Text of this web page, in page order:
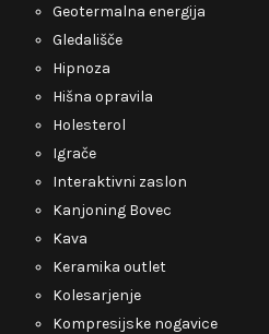
Geotermalna energija
Gledališče
Hipnoza
Hišna opravila
Holesterol
Igrače
Interaktivni zaslon
Kanjoning Bovec
Kava
Keramika outlet
Kolesarjenje
Kompresijske nogavice